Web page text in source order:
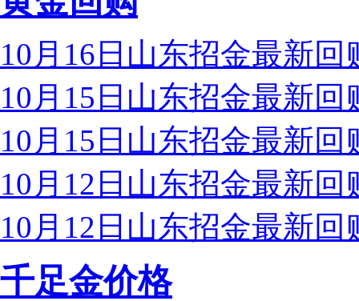
10月16日山东招金最新回
10月15日山东招金最新回
10月15日山东招金最新回
10月12日山东招金最新回
10月12日山东招金最新回
千足金价格